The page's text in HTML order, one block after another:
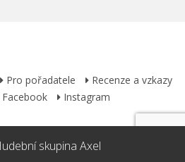
Pro pořadatele
Recenze a vzkazy
Facebook Instagram
skupina Axel